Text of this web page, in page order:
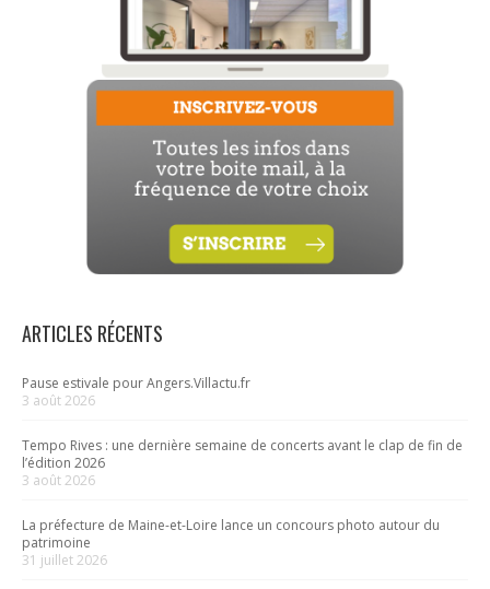
ARTICLES RÉCENTS
Pause estivale pour Angers.Villactu.fr
3 août 2026
Tempo Rives : une dernière semaine de concerts avant le clap de fin de
l’édition 2026
3 août 2026
La préfecture de Maine-et-Loire lance un concours photo autour du
patrimoine
31 juillet 2026